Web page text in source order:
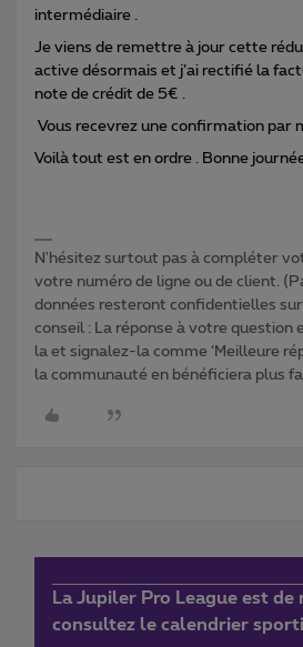
intermédiaire .
Je viens de remettre à jour cette
active désormais et j’ai rectifié la
note de crédit de 5€ .
Vous recevrez une confirmation par
Voilà tout est en ordre . Bonne
N'hésitez surtout pas à compléter
votre numéro de ligne ou de client.
données resteront confidentielles
conseil : La réponse à votre question
la et signalez-la comme ‘Meilleure
la communauté en bénéficiera plus
La Jupiler Pro League est de
consultez le calendrier